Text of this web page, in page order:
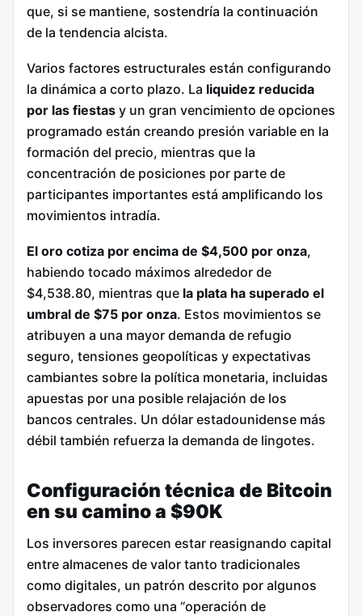
que, si se mantiene, sostendría la continuación
de la tendencia alcista.
Varios factores estructurales están configurando
la dinámica a corto plazo. La liquidez reducida
por las fiestas y un gran vencimiento de opciones
programado están creando presión variable en la
formación del precio, mientras que la
concentración de posiciones por parte de
participantes importantes está amplificando los
movimientos intradía.
El oro cotiza por encima de $4,500 por onza,
habiendo tocado máximos alrededor de
$4,538.80, mientras que la plata ha superado el
umbral de $75 por onza. Estos movimientos se
atribuyen a una mayor demanda de refugio
seguro, tensiones geopolíticas y expectativas
cambiantes sobre la política monetaria, incluidas
apuestas por una posible relajación de los
bancos centrales. Un dólar estadounidense más
débil también refuerza la demanda de lingotes.
Configuración técnica de Bitcoin
en su camino a $90K
Los inversores parecen estar reasignando capital
entre almacenes de valor tanto tradicionales
como digitales, un patrón descrito por algunos
observadores como una “operación de